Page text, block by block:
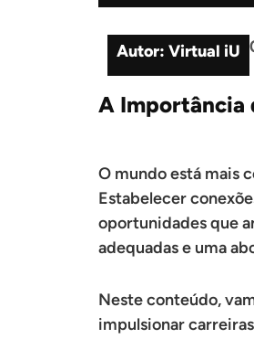
Autor: Virtual iU
A Importância
O mundo está mais
Estabelecer
oportunidades que
adequadas e uma
Neste conteúdo,
impulsionar